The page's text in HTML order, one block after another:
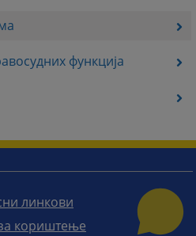
функција
линкови
кориштење